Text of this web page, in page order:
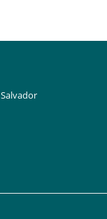
Salvador